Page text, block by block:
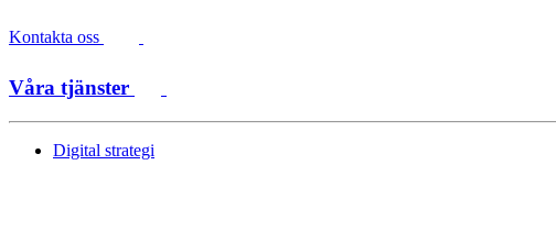
Kontakta oss
Våra tjänster
Digital strategi